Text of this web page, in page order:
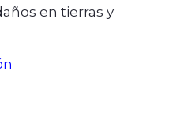
en tierras y